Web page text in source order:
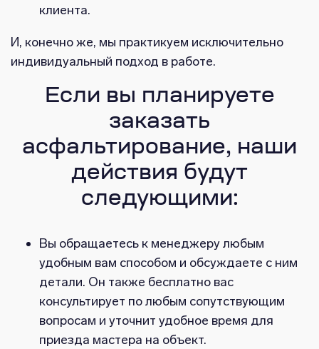
клиента.
И, конечно же, мы практикуем исключительно
индивидуальный подход в работе.
Если вы планируете
заказать
асфальтирование, наши
действия будут
следующими:
Вы обращаетесь к менеджеру любым
удобным вам способом и обсуждаете с ним
детали. Он также бесплатно вас
консультирует по любым сопутствующим
вопросам и уточнит удобное время для
приезда мастера на объект.